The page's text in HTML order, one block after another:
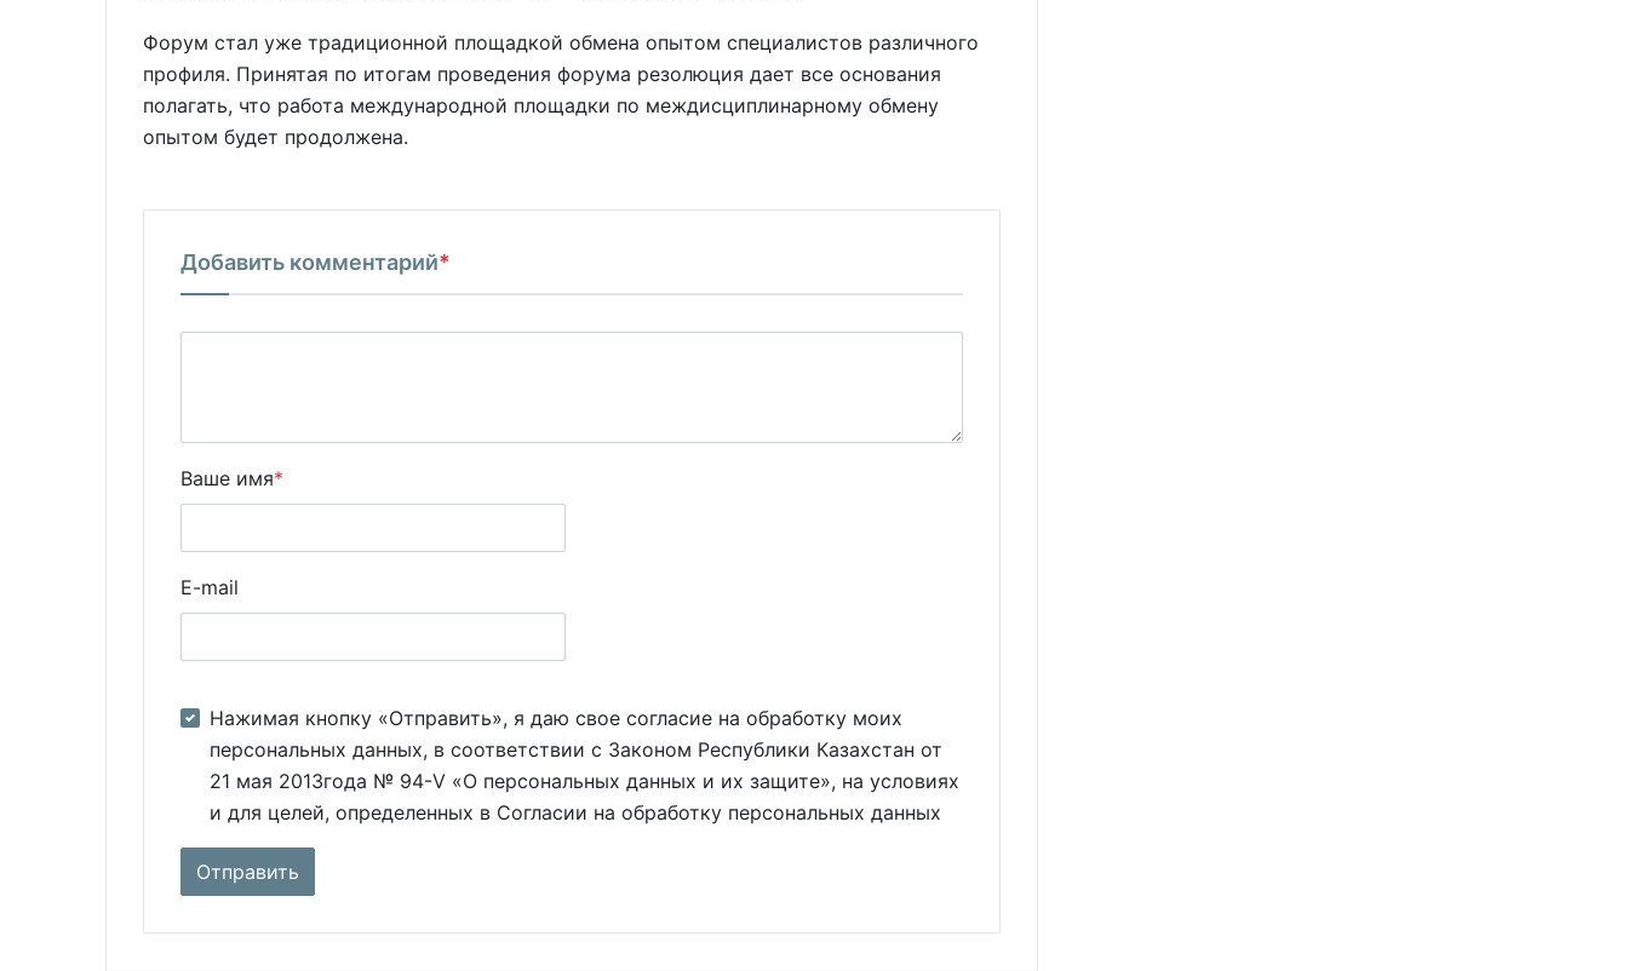
Форум стал уже традиционной площадкой обмена опытом специалистов различного
профиля. Принятая по итогам проведения форума резолюция дает все основания
полагать, что работа международной площадки по междисциплинарному обмену
опытом будет продолжена.
Добавить комментарий*
Ваше имя*
E-mail
Нажимая кнопку «Отправить», я даю свое согласие на обработку моих
персональных данных, в соответствии с Законом Республики Казахстан от
21 мая 2013года № 94-V «О персональных данных и их защите», на условиях
и для целей, определенных в Согласии на обработку персональных данных